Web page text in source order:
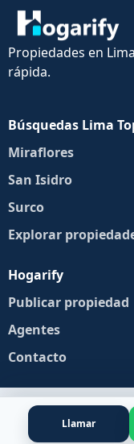
Propiedades en
rápida.
Búsquedas Lima
Miraflores
San Isidro
Surco
Explorar
Hogarify
Publicar propiedad
Agentes
Contacto
Llamar